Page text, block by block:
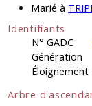
Marié à
Identifiants
N° GADC
Génération
Éloignement
Arbre